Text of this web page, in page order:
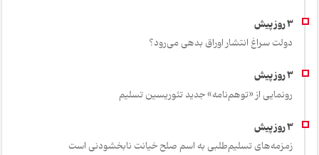
دولت سراغ انتشار اوراق بدهی می‌رود؟
رونمایی از «توهم‌نامه» جدید تئور‌یسین تسلیم
زمزمه‌های تسلیم‌طلبی به اسم صلح خیانت نابخشودنی است